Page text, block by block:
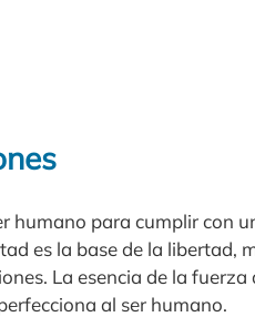
humano para cumplir con
es la base de la libertad,
La esencia de la fuerza
al ser humano.